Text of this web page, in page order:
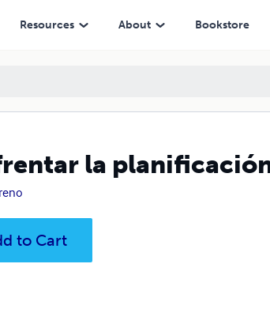
Resources About Bookstore
la
to Cart